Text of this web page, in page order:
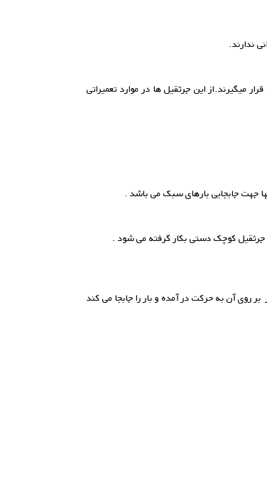
ندارند.
میگیرند.از این جرثقیل ها در موارد تعمیراتی
جهت جابجایی بارهای سبک می باشد .
کوچک دستی بکار گرفته می شود .
روی آن به حرکت در آمده و بار را جابجا می کند